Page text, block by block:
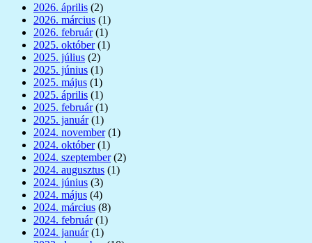
2026. április (2)
2026. március (1)
2026. február(1)
2025. október(1)
2025. július (2)
2025. június (1)
2025. május (1)
2025. április (1)
2025. február(1)
2025. január(1)
2024. november(1)
2024. október(1)
2024. szeptember(2)
2024. augusztus (1)
2024. június (3)
2024. május (4)
2024. március (8)
2024. február(1)
2024. január(1)